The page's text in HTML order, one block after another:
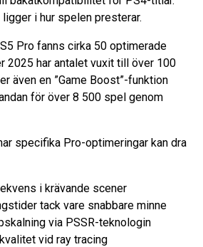
i hur spelen presterar.
Pro fanns cirka 50 optimerade
2025 har antalet vuxit till över 100
även en ”Game Boost”-funktion
för över 8 500 spel genom
specifika Pro-optimeringar kan dra
i krävande scener
tack vare snabbare minne
via PSSR-teknologin
vid ray tracing